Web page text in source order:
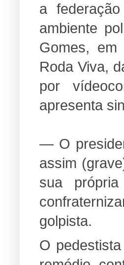
a
ambiente
Gomes, em
Roda Viva,
por
apresenta
— O
assim
sua
golpista.
O